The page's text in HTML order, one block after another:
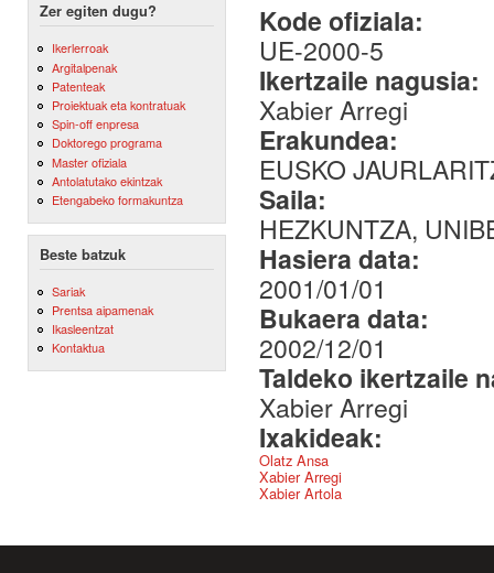
Zer egiten dugu?
Ikerlerroak
Argitalpenak
Patenteak
Proiektuak eta kontratuak
Spin-off enpresa
Doktorego programa
Master ofiziala
Antolatutako ekintzak
Etengabeko formakuntza
Beste batzuk
Sariak
Prentsa aipamenak
Ikasleentzat
Kontaktua
Kode ofiziala:
UE-2000-5
Ikertzaile nagusia:
Xabier Arregi
Erakundea:
EUSKO
Saila:
HEZKUNTZA,
Hasiera data:
2001/01/01
Bukaera data:
2002/12/01
Taldeko ikertzaile
Xabier Arregi
Ixakideak:
Olatz Ansa
Xabier Arregi
Xabier Artola